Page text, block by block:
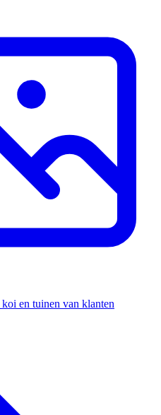
en tuinen van klanten